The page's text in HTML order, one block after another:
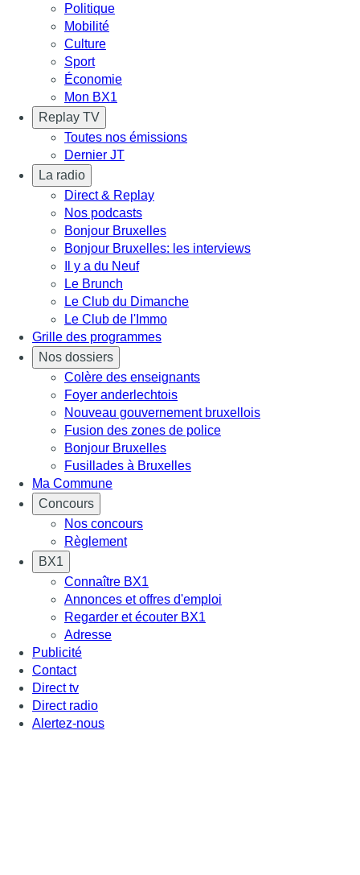
Politique
Mobilité
Culture
Sport
Économie
Mon BX1
Replay TV
Toutes nos émissions
Dernier JT
La radio
Direct & Replay
Nos podcasts
Bonjour Bruxelles
Bonjour Bruxelles: les interviews
Il y a du Neuf
Le Brunch
Le Club du Dimanche
Le Club de l'Immo
Grille des programmes
Nos dossiers
Colère des enseignants
Foyer anderlechtois
Nouveau gouvernement bruxellois
Fusion des zones de police
Bonjour Bruxelles
Fusillades à Bruxelles
Ma Commune
Concours
Nos concours
Règlement
BX1
Connaître BX1
Annonces et offres d'emploi
Regarder et écouter BX1
Adresse
Publicité
Contact
Direct tv
Direct radio
Alertez-nous